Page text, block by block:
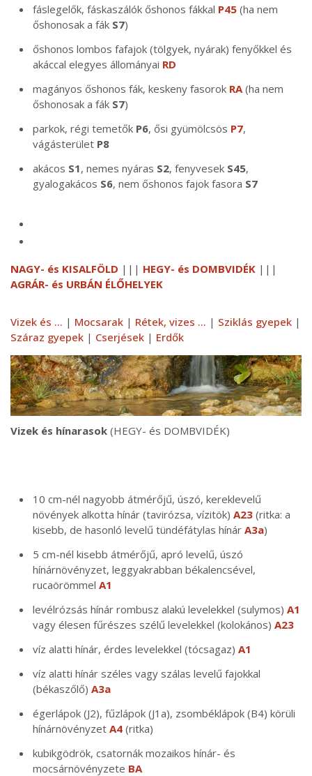
fáslegelők, fáskaszálók őshonos fákkal P45(ha nem
őshonosak a fák S7)
őshonos lombos fafajok (tölgyek, nyárak) fenyőkkel és
akáccal elegyes állományai RD
magányos őshonos fák, keskeny fasorok RA(ha nem
őshonosak a fák S7)
parkok, régi temetők P6, ősi gyümölcsös P7,
vágásterület P8
akácos S1, nemes nyáras S2, fenyvesek S45,
gyalogakácos S6, nem őshonos fajok fasora S7
NAGY- és KISALFÖLD ||| HEGY- és DOMBVIDÉK |||
AGRÁR- és URBÁN ÉLŐHELYEK
Vizek és ... | Mocsarak | Rétek, vizes ... | Sziklás gyepek |
Száraz gyepek | Cserjések | Erdők
Vizek és hínarasok (HEGY- és DOMBVIDÉK)
10 cm-nél nagyobb átmérőjű, úszó, kereklevelű
növények alkotta hínár (tavirózsa, vízitök) A23(ritka: a
kisebb, de hasonló levelű tündéfátylas hínár A3a)
5 cm-nél kisebb átmérőjű, apró levelű, úszó
hínárnövényzet, leggyakrabban békalencsével,
rucaörömmel A1
levélrózsás hínár rombusz alakú levelekkel (sulymos) A1
vagy élesen fűrészes szélű levelekkel (kolokános) A23
víz alatti hínár, érdes levelekkel (tócsagaz) A1
víz alatti hínár széles vagy szálas levelű fajokkal
(békaszőlő) A3a
égerlápok (J2), fűzlápok (J1a), zsombéklápok (B4) körüli
hínárnövényzet A4(ritka)
kubikgödrök, csatornák mozaikos hínár- és
mocsárnövényzete BA